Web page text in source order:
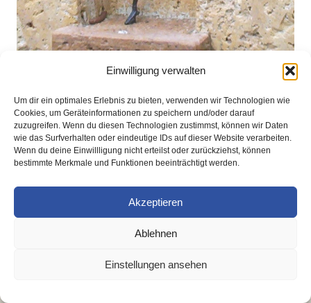
Einwilligung verwalten
Um dir ein optimales Erlebnis zu bieten, verwenden wir Technologien wie
Cookies, um Geräteinformationen zu speichern und/oder darauf
zuzugreifen. Wenn du diesen Technologien zustimmst, können wir Daten
wie das Surfverhalten oder eindeutige IDs auf dieser Website verarbeiten.
Wenn du deine Einwillligung nicht erteilst oder zurückziehst, können
bestimmte Merkmale und Funktionen beeinträchtigt werden.
Akzeptieren
Ablehnen
Einstellungen ansehen
Handgemachte Wohnakzente
© Copyright 2026Gerit Fehrmann– All rights reserved
Impressum